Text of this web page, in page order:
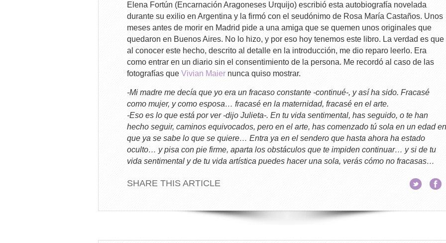
Elena Fortún (Encarnación Aragoneses Urquijo) escribió esta autobiografía novelada
durante su exilio en Argentina y la firmó con el seudónimo de Rosa María Castaños. Unos
meses antes de morir en Madrid pide a una amiga que se quemen unos originales que
quedaron en Buenos Aires. No lo hizo, y por eso hoy tenemos este libro. La verdad es que
al conocer este hecho, descrito al detalle en la introducción, me dio reparo leerlo. Era
como entrar en un diario sin el consentimiento de la persona. Me recordó al caso de las
fotografías que Vivian Maier nunca quiso mostrar.
-Mi madre me decía que yo era un fracaso constante -continué-, y así ha sido. Fracasé
como mujer, y como esposa… fracasé en la maternidad, fracasé en el arte.
-Eso es lo que está por ver -dijo Julieta-. En tu vida sentimental, has seguido, o te han
hecho seguir, caminos equivocados, pero en el arte, has comenzado tú sola en un edad en
que ya se sabe lo que se quiere… Entra ya en el sendero que hasta ahora ha estado
oculto… y pisa con pie firme, aparta los obstáculos que te impiden continuar… y si de tu
vida sentimental y de tu vida artística puedes hacer una sola, verás cómo no fracasas…
SHARE THIS ARTICLE